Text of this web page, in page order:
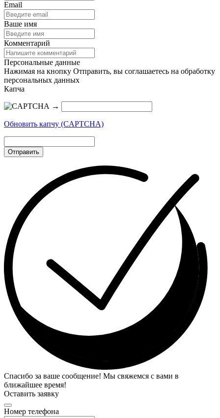
Email
Ваше имя
Комментарий
Персональные данные
Нажимая на кнопку Отправить, вы соглашаетесь на обработку
персональных данных
Капча
→
Обновить капчу (CAPTCHA)
Отправить
Спасибо за ваше сообщение! Мы свяжемся с вами в
ближайшее время!
Оставить заявку
Номер телефона